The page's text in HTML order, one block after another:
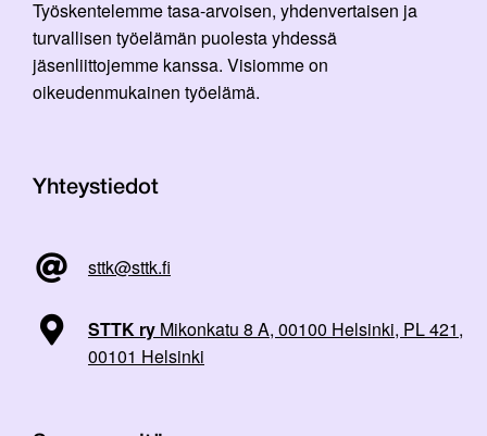
Työskentelemme tasa-arvoisen, yhdenvertaisen ja
turvallisen työelämän puolesta yhdessä
jäsenliittojemme kanssa. Visiomme on
oikeudenmukainen työelämä.
Yhteystiedot
sttk@sttk.fi
STTK ry Mikonkatu 8 A, 00100 Helsinki, PL 421,
00101 Helsinki